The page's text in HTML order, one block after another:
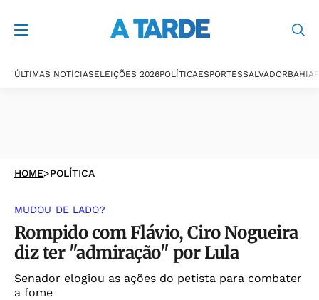
ÚLTIMAS NOTÍCIASELEIÇÕES 2026POLÍTICAESPORTESSALVADORBAHIA
HOME>POLÍTICA
MUDOU DE LADO?
Rompido com Flávio, Ciro Nogueira
diz ter "admiração" por Lula
Senador elogiou as ações do petista para combater
a fome